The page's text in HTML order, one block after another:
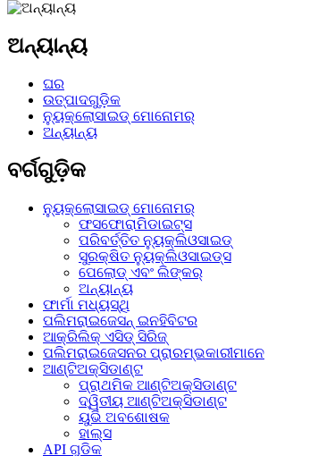
ଅନ୍ୟାନ୍ୟ
ଘର
ଉତ୍ପାଦଗୁଡ଼ିକ
ନ୍ୟୁକ୍ଲୋସାଇଡ୍ ମୋନୋମର୍
ଅନ୍ୟାନ୍ୟ
ବର୍ଗଗୁଡ଼ିକ
ନ୍ୟୁକ୍ଲୋସାଇଡ୍ ମୋନୋମର୍
ଫସଫୋରାମିଡାଇଟ୍ସ
ପରିବର୍ତ୍ତିତ ନ୍ୟୁକ୍ଲିଓସାଇଡ୍
ସୁରକ୍ଷିତ ନ୍ୟୁକ୍ଲିଓସାଇଡ୍ସ
ପେଲୋଡ୍ ଏବଂ ଲିଙ୍କର୍
ଅନ୍ୟାନ୍ୟ
ଫାର୍ମା ମଧ୍ୟସ୍ଥି
ପଲିମରାଇଜେସନ୍ ଇନହିବିଟର
ଆକ୍ରିଲିକ୍ ଏସିଡ୍ ସିରିଜ୍
ପଲିମରାଇଜେସନର ପ୍ରାରମ୍ଭକାରୀମାନେ
ଆଣ୍ଟିଅକ୍ସିଡାଣ୍ଟ
ପ୍ରାଥମିକ ଆଣ୍ଟିଅକ୍ସିଡାଣ୍ଟ
ଦ୍ୱିତୀୟ ଆଣ୍ଟିଅକ୍ସିଡାଣ୍ଟ
ୟୁଭି ଅବଶୋଷକ
ହାଲ୍ସ
API ଗୁଡିକ